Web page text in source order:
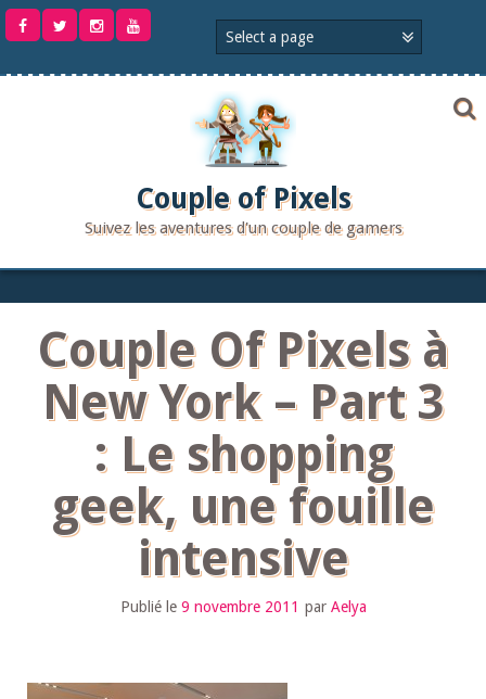
Aller
Couple of Pixels
Suivez les aventures d'un couple de gamers
Couple Of Pixels à
New York – Part 3
: Le shopping
geek, une fouille
intensive
Publié le 9 novembre 2011 par Aelya